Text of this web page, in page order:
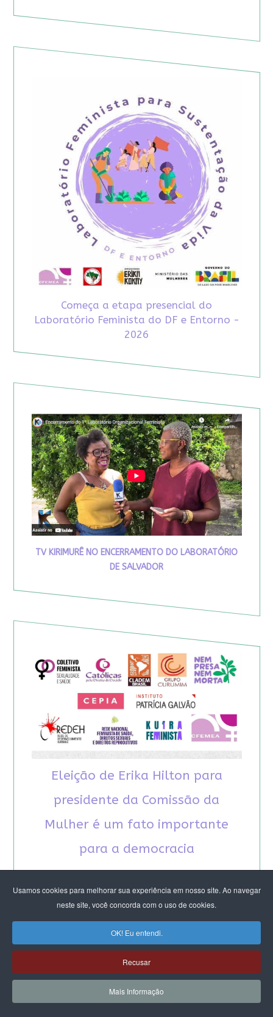
Usamos cookies para melhorar sua experiência em nosso site. Ao navegar
neste site, você concorda com o uso de cookies.
OK! Eu entendi.
Recusar
Mais Informação
Começa a etapa presencial do
Laboratório Feminista do DF e Entorno -
2026
TV KIRIMURÊ NO ENCERRAMENTO DO LABORATÓRIO
DE SALVADOR
Eleição de Erika Hilton para
presidente da Comissão da
Mulher é um fato importante
para a democracia
RECOMENDAMOS A LEITURA
August Nimtz prova que marxismo e
antirracismo são indissociáveis na luta
anticapitalista